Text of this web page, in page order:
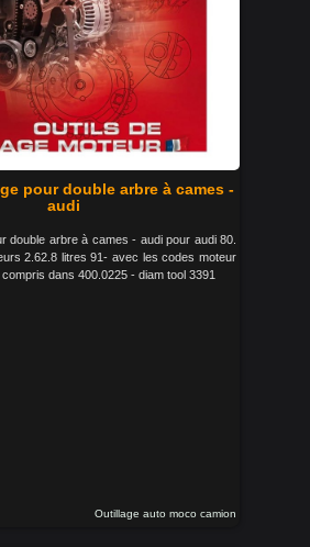
pour double arbre à cames -
audi
double arbre à cames - audi pour audi 80.
2.62.8 litres 91- avec les codes moteur
dans 400.0225 - diam tool 3391
Outillage auto moco camion